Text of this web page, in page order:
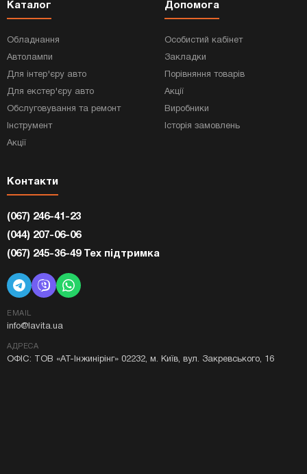
Каталог
Обладнання
Автолампи
Для інтер'єру авто
Для екстер'єру авто
Обслуговування та ремонт
Інструмент
Акції
Допомога
Особистий кабінет
Закладки
Порівняння товарів
Акції
Виробники
Історія замовлень
Контакти
(067) 246-41-23
(044) 207-06-06
(067) 245-36-49 Тех підтримка
EMAIL
info@lavita.ua
АДРЕСА
ОФІС: ТОВ «АТ-Інжинірінг» 02232, м. Київ, вул. Закревського, 16